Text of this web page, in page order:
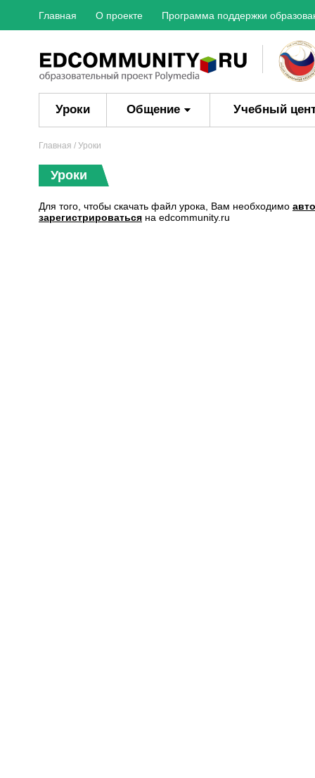
Главная О проекте Программа поддержки
Уроки Общение Учебный
Главная / Уроки
Уроки
Для того, чтобы скачать файл урока, Вам необходимо
зарегистрироваться на edcommunity.ru